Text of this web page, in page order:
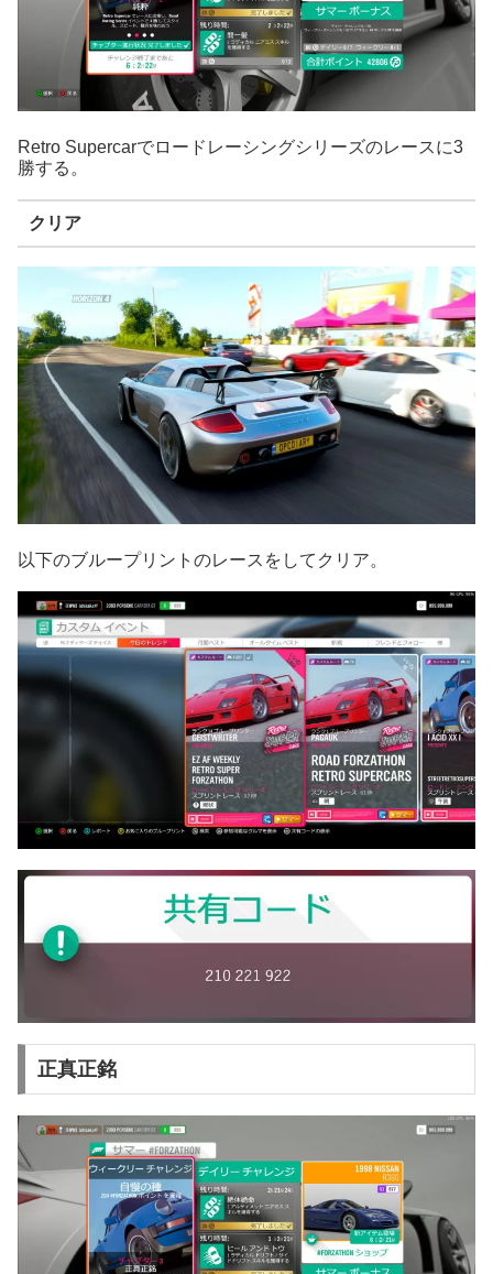
Retro Supercarでロードレーシングシリーズのレースに3
勝する。
クリア
以下のブループリントのレースをしてクリア。
正真正銘